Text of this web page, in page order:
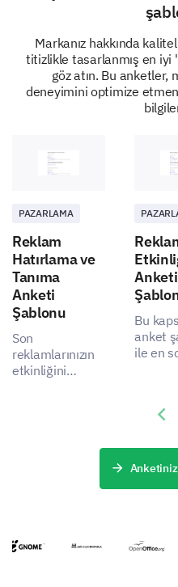
Markanız hakkında
titizlikle tasarlanmış en iyi
göz atın. Bu anketler,
deneyimini optimize
PAZARLAMA
Reklam
Hatırlama ve
Tanıma
Anketi
Şablonu
Son
reklamlarınızın
etkinliğini
Anketi
Bu
anket
ile en